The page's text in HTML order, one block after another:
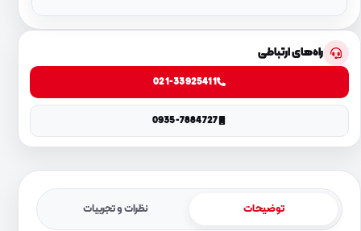
راه‌های ارتباطی
021-33925411
0935-7884727
توضیحات نظرات و تجربیات